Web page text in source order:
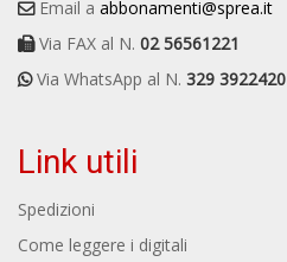
Email a abbonamenti@sprea.it
Via FAX al N. 02 56561221
Via WhatsApp al N. 329 3922420
Link utili
Spedizioni
Come leggere i digitali